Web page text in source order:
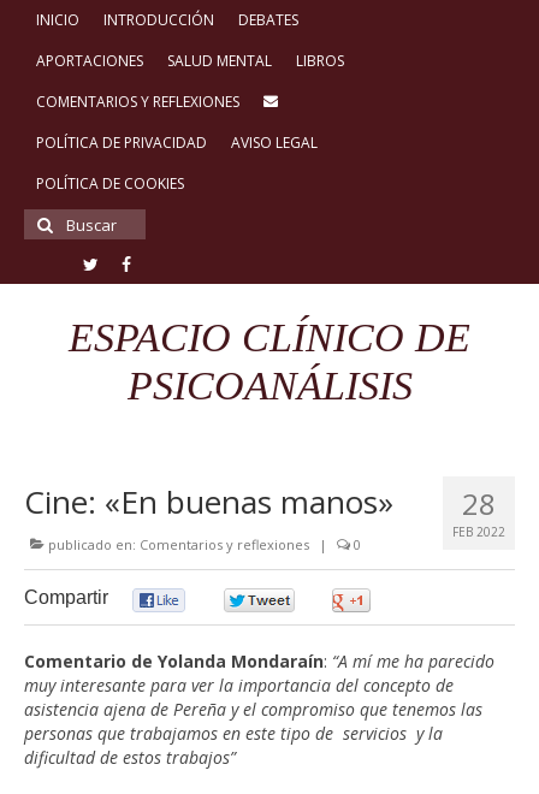
INICIO INTRODUCCIÓN
DEBATES
APORTACIONES
SALUD MENTAL
LIBROS
COMENTARIOS Y REFLEXIONES
POLÍTICA DE PRIVACIDAD
AVISO LEGAL
POLÍTICA DE COOKIES
Buscar
por:
ESPACIO CLÍNICO DE
PSICOANÁLISIS
28
FEB 2022
Cine: «En buenas manos»
publicado en: Comentarios y reflexiones | 0
Compartir
Comentario de Yolanda Mondaraín: “A mí me ha parecido
muy interesante para ver la importancia del concepto de
asistencia ajena de Pereña y el compromiso que tenemos las
personas que trabajamos en este tipo de servicios y la
dificultad de estos trabajos”